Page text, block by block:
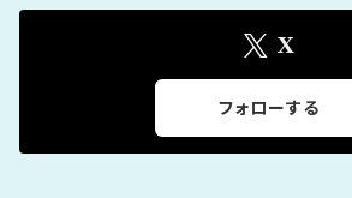
X
フォローする